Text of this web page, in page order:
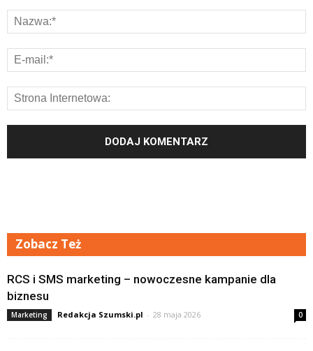
Zobacz Też
RCS i SMS marketing – nowoczesne kampanie dla
biznesu
Marketing Redakcja Szumski.pl - 28 maja 2026 0